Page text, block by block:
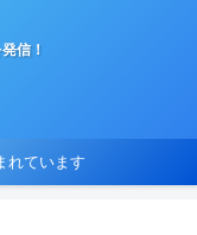
信！
れています